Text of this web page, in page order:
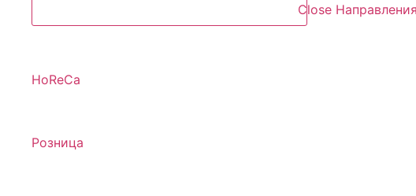
Close Направления
HoReCa
Розница